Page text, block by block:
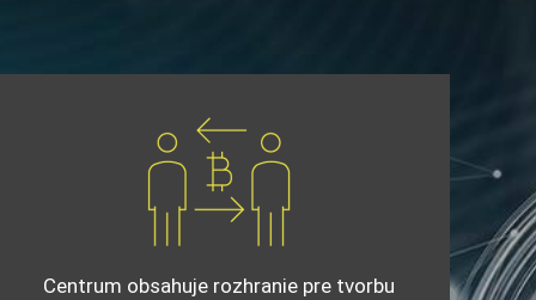
Centrum obsahuje rozhranie pre tvorbu